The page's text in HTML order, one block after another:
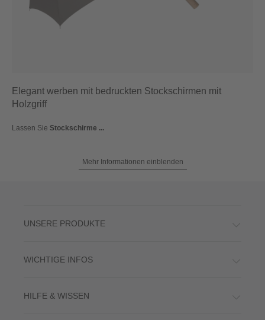
Elegant werben mit bedruckten Stockschirmen mit
Holzgriff
Lassen Sie Stockschirme ...
Mehr Informationen einblenden
UNSERE PRODUKTE
WICHTIGE INFOS
HILFE & WISSEN